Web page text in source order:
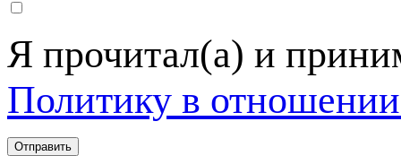
Я прочитал(а) и
Политику в